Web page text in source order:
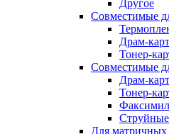
Другое
Совместимые
Драм-
Тонер-
Совместимые
Драм-
Тонер-
Для матричных